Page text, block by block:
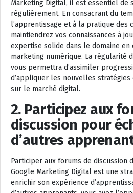
Marketing Digital, il est essentiel de
régulièrement. En consacrant du
l’apprentissage et à la pratique des
maintiendrez vos connaissances à
expertise solide dans le domaine
marketing numérique. La régularité
vous permettra d’assimiler
d’appliquer les nouvelles
sur le marché digital.
2. Participez aux
discussion pour
d’autres
Participer aux forums de discussion
Google Marketing Digital est une
enrichir son expérience